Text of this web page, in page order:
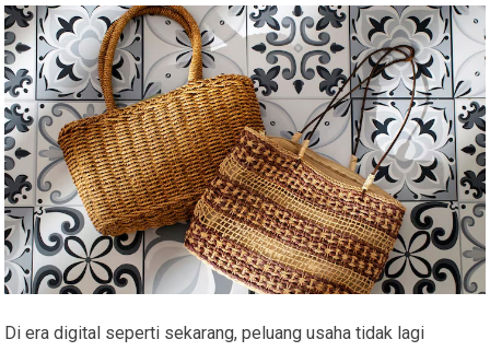
Di era digital seperti sekarang, peluang usaha tidak lagi